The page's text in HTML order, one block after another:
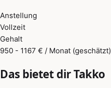
Anstellung
Vollzeit
Gehalt
950 - 1167 € / Monat (geschätzt)
Das bietet dir Takko